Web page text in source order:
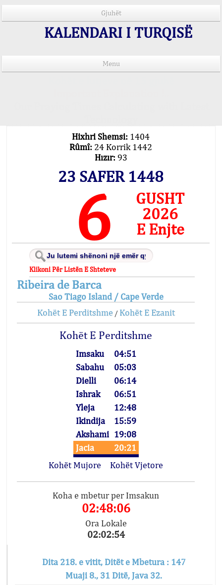
Gjuhët
KALENDARI I TURQISË
Menu
Hixhri Shemsi: 1404
Rûmî: 24 Korrik 1442
Hızır: 93
23 SAFER 1448
6
GUSHT
2026
E Enjte
Klikoni Për Listën E Shteteve
Ribeira de Barca
Sao Tiago Island / Cape Verde
Kohët E Perditshme/ Kohët E Ezanit
Kohët E Perditshme
Imsaku
04:51
Sabahu
05:03
Dielli
06:14
Ishrak
06:51
Yleja
12:48
Ikindija
15:59
Akshami 19:08
Jacia
20:21
Kohët Mujore
Kohët Vjetore
Koha e mbetur per Imsakun
02:48:06
Ora Lokale
02:02:54
Dita 218. e vitit, Ditët e Mbetura : 147
Muaji 8., 31 Ditë, Java 32.